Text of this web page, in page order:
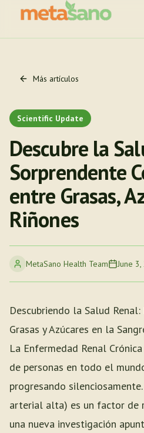
Más artículos
Scientific Update
Descubre la
Sorprendente
entre Grasas,
Riñones
MetaSano Health Team June
Descubriendo la Salud
Grasas y Azúcares en la
La Enfermedad Renal
de personas en todo el
progresando
arterial alta) es un factor de
una nueva investigación